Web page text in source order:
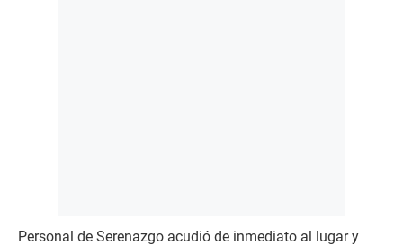
Personal de Serenazgo acudió de inmediato al lugar y